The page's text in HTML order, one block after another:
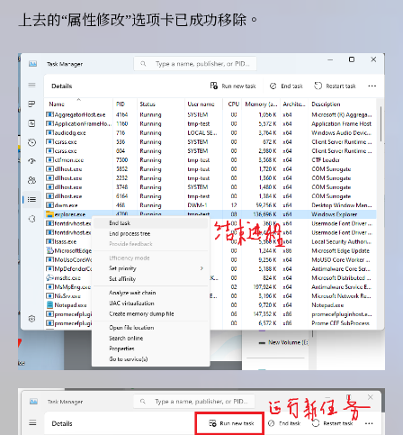
上去的“属性修改”选项卡已成功移除。